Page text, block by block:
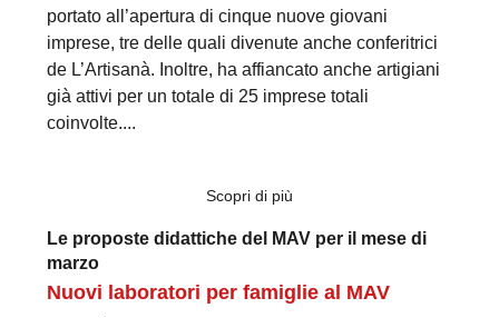
portato all’apertura di cinque nuove giovani
imprese, tre delle quali divenute anche conferitrici
de L’Artisanà. Inoltre, ha affiancato anche artigiani
già attivi per un totale di 25 imprese totali
coinvolte....
Scopri di più
Le proposte didattiche del MAV per il mese di
marzo
Nuovi laboratori per famiglie al MAV